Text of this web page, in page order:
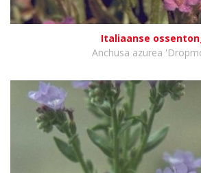
Italiaanse
Anchusa azurea